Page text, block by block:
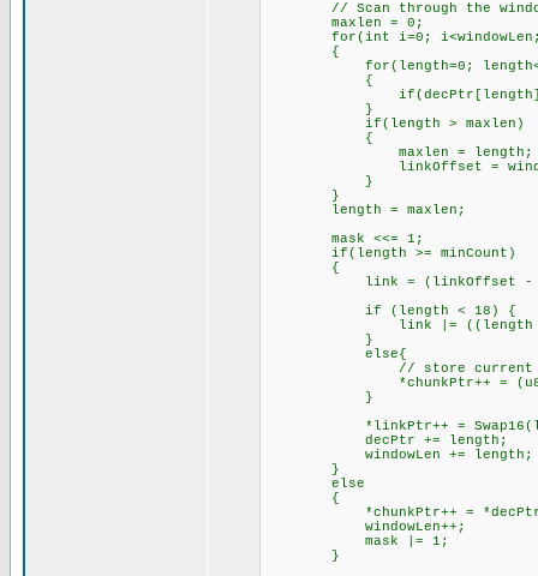
// Scan through the
maxlen = 0;
for(int i=0; i<windowLen;
{
for(length=0;
{
if(decPtr[length] !=
}
if(length > maxlen)
{
maxlen = length;
linkOffset =
}
}
length = maxlen;
mask <<= 1;
if(length >= minCount)
{
link = (linkOffset - 1)
if (length < 18) {
link |= ((length - 2)
}
else{
// store current count
*chunkPtr++ =
}
*linkPtr++ =
decPtr += length;
windowLen += length;
}
else // Add single
{
*chunkPtr++ =
windowLen++;
mask |= 1;
}